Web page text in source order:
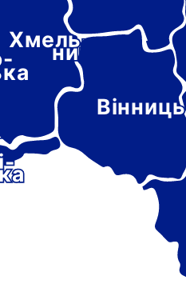
Хмель-
ницька